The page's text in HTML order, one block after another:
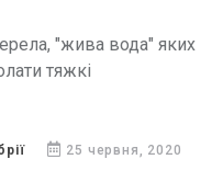
"жива вода" яких
тяжкі
25 червня, 2020